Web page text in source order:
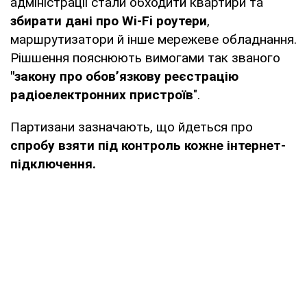
збирати дані про Wi-Fi роутери,
маршрутизатори й інше мережеве обладнання.
Рішшення пояснюють вимогами так званого
"закону про обов’язкову реєстрацію
радіоелектронних пристроїв".
Партизани зазначають, що йдеться про
спробу взяти під контроль кожне інтернет-
підключення.